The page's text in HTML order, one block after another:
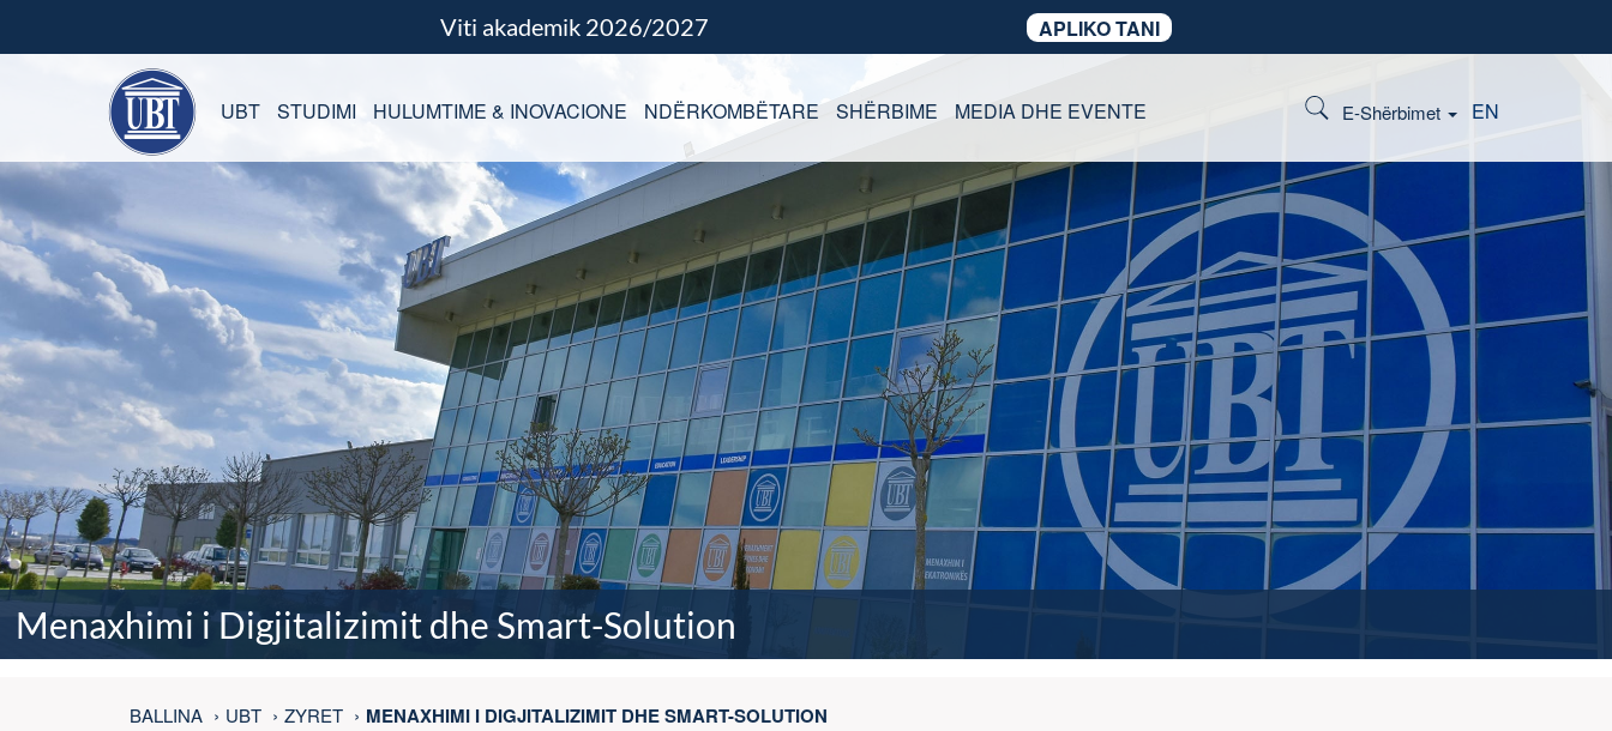
Viti akademik 2026/2027 APLIKO TANI
E-Shërbimet EN
UBT STUDIMI HULUMTIME & INOVACIONE NDËRKOMBËTARE SHËRBIME MEDIA DHE EVENTE
Menaxhimi i Digjitalizimit dhe Smart-Solution
BALLINA UBT ZYRET MENAXHIMI I DIGJITALIZIMIT DHE SMART-SOLUTION